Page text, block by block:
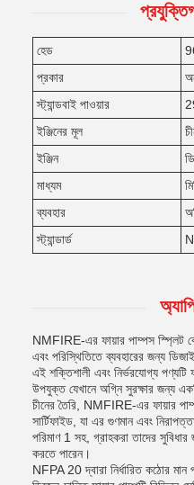
হেড
প্রকার
স্ট্যান্ডবাই পাওয়ার
ইঞ্জিনের মূল
ইঞ্জিন
মাধ্যম
ব্যবহার
স্ট্যান্ডার্ড
NMFIRE-এর ফায়ার পাম্পস স্প্লিট
এবং পরিস্থিতিতে ব্যবহারের জন্য
এই শক্তিশালী এবং নির্ভরযোগ্য পণ্যটি
উপযুক্ত যেখানে অগ্নি সুরক্ষার জন্য
চীনের তৈরি, NMFIRE-এর ফায়ার
সার্টিফাইড, যা এর গুণমান এবং
পরিমাণ 1 সহ, গ্রাহকরা তাদের
করতে পারেন।
NFPA 20 দ্বারা নির্ধারিত কঠোর